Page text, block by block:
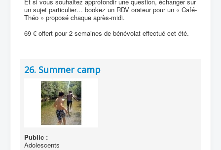
un sujet particulier… bookez un RDV orateur pour un « Café-
Théo » proposé chaque après-midi.
69 € offert pour 2 semaines de bénévolat effectué cet été.
26. Summer camp
Public :
Adolescents